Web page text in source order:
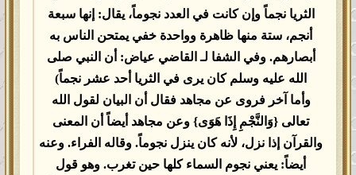
الثريا نجماً وإن كانت في العدد نجوماً، يقال: إنها سبعة
أنجم، ستة منها ظاهرة وواحدة خفي يمتحن الناس به
أبصارهم. وفي الشفا لـ القاضي عياض: أن النبي صلى
الله عليه وسلم كان يرى في الثريا أحد عشر نجماً)
وأما آخر فروى عن مجاهد فقال أن البيان لقول الله
تعالى {وَالنَّجْمِ إِذَا هَوَى} وعن مجاهد أيضاً أن المعنى
والقرآن إذا نزل، لأنه كان ينزل نجوماً. وقاله الفراء. وعنه
أيضاً: يعني نجوم السماء كلها حين تغرب. وهو قول